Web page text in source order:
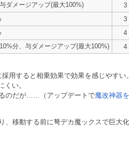
ダメージアップ(最大100%) 3
3
4
分、与ダメージアップ(最大100%) 4
用すると相乗効果で効果を感じやす
い。
のだが……（アップデートで魔改神器
移動する前に弩デカ魔ックスで巨大